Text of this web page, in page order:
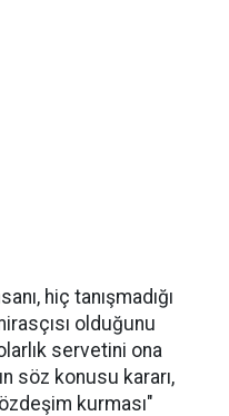
hiç tanışmadığı
olduğunu
servetini ona
söz konusu kararı,
kurması"